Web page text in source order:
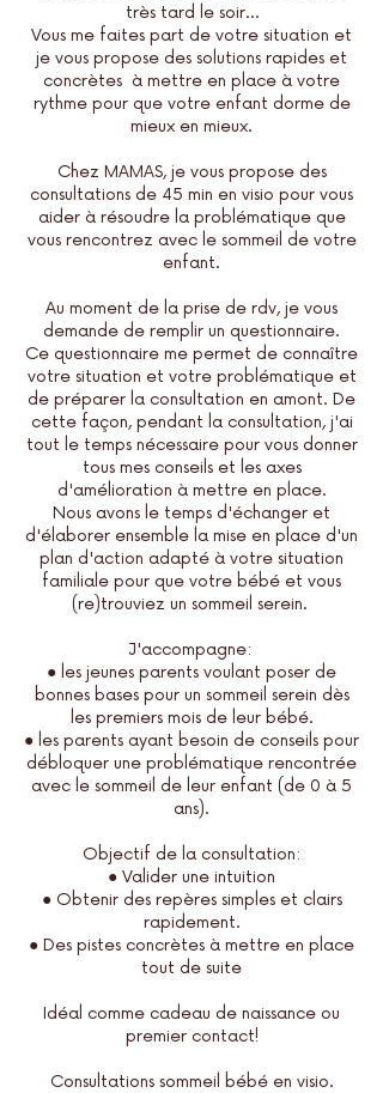
très tard le soir…
Vous me faites part de votre situation et
je vous propose des solutions rapides et
concrètes à mettre en place à votre
rythme pour que votre enfant dorme de
mieux en mieux.
​Chez MAMAS, je vous propose des
consultations de 45 min en visio pour vous
aider à résoudre la problématique que
vous rencontrez avec le sommeil de votre
enfant.
Au moment de la prise de rdv, je vous
demande de remplir un questionnaire.
Ce questionnaire me permet de connaître
votre situation et votre problématique et
de préparer la consultation en amont. De
cette façon, pendant la consultation, j'ai
tout le temps nécessaire pour vous donner
tous mes conseils et les axes
d'amélioration à mettre en place.
Nous avons le temps d'échanger et
d'élaborer ensemble la mise en place d'un
plan d'action adapté à votre situation
familiale pour que votre bébé et vous
(re)trouviez un sommeil serein.
J'accompagne:
● les jeunes parents voulant poser de
bonnes bases pour un sommeil serein dès
les premiers mois de leur bébé.
● les parents ayant besoin de conseils pour
débloquer une problématique rencontrée
avec le sommeil de leur enfant (de 0 à 5
ans).
Objectif de la consultation:
● Valider une intuition
● Obtenir des repères simples et clairs
rapidement.
● Des pistes concrètes à mettre en place
tout de suite
Idéal comme cadeau de naissance ou
premier contact!​
Consultations sommeil bébé en visio.